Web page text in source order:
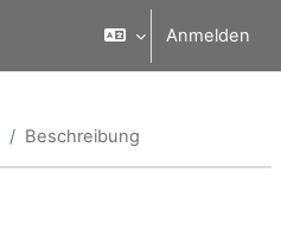
Anmelden
Beschreibung